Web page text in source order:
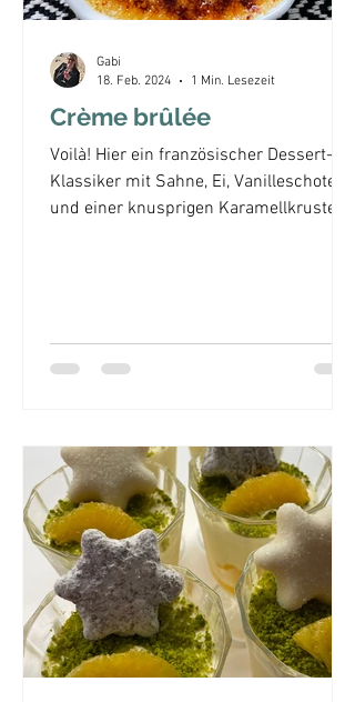
Crème brûlée
Voilà! Hier ein französischer Dessert-
Klassiker mit Sahne, Ei, Vanilleschote
und einer knusprigen Karamellkruste.
Gabi
18. Feb. 2024
1 Min. Lesezeit